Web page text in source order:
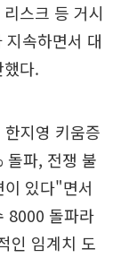
스크 등 거시
속하면서 대
다.
지영 키움증
파, 전쟁 불
있다"면서
8000 돌파라
인 임계치 도